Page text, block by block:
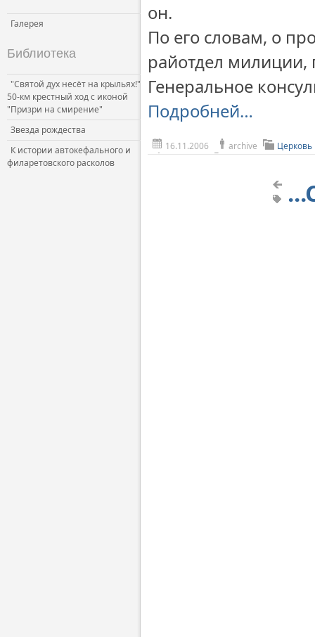
Галерея
Библиотека
"Святой дух несёт на крыльях!"
50-км крестный ход с иконой
"Призри на смирение"
Звезда рождества
К истории автокефального и
филаретовского расколов
он.
По его словам, о
райотдел милиции,
Генеральное
Подробней…
16.11.2006 archive